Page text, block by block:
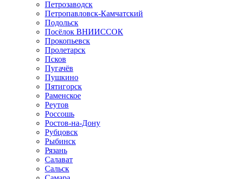
Петрозаводск
Петропавловск-Камчатский
Подольск
Посёлок ВНИИССОК
Прокопьевск
Пролетарск
Псков
Пугачёв
Пушкино
Пятигорск
Раменское
Реутов
Россошь
Ростов-на-Дону
Рубцовск
Рыбинск
Рязань
Салават
Сальск